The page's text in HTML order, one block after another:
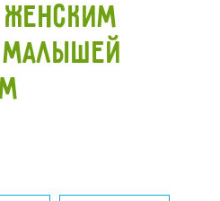
ЖЕНСКИМ
МАЛЫШЕЙ